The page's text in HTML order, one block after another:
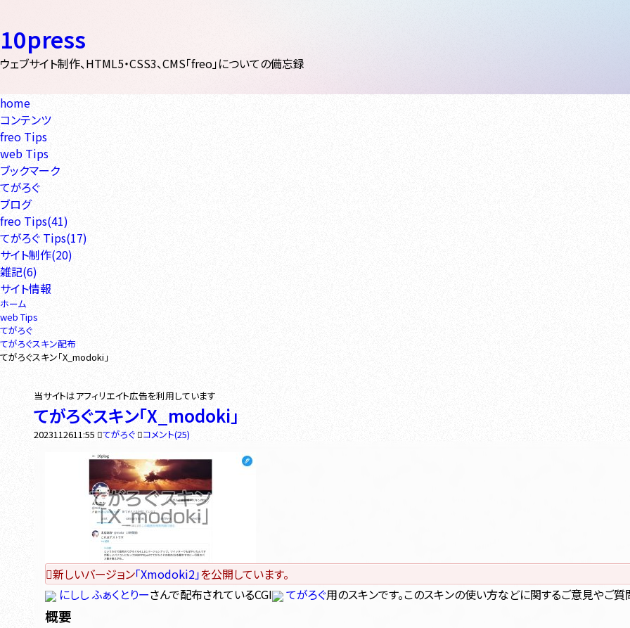
10press
ウェブサイト制作、HTML5・CSS3、CMS「freo」についての備忘録
home
コンテンツ
freo Tips
web Tips
ブックマーク
てがろぐ
ブログ
freo Tips(41)
てがろぐ Tips(17)
サイト制作(20)
雑記(6)
サイト情報
ホーム
web Tips
てがろぐ
てがろぐスキン配布
てがろぐスキン「X_modoki」
てがろぐスキン「X_modoki」
2023112611:55 てがろぐ コメント(25)
新しいバージョン「Xmodoki2」を公開しています。
にしし ふぁくとりーさんで配布されているCGI てがろぐ用のスキンです。このスキンの使い方などに関するご意見やご
概要